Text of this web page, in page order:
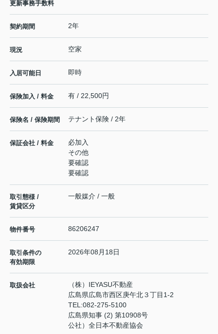
更新事務手数料
契約期間 2年
現況 空家
入居可能日 即時
保険加入 / 料金 有 / 22,500円
保険名 / 保険期間 テナント保険 / 2年
保証会社 / 料金
必加入
その他
要確認
要確認
取引態様 /
賃貸区分
一般媒介 / 一般
物件番号 86206247
取引条件の
有効期限
2026年08月18日
取扱会社
（株）IEYASU不動産
広島県広島市西区庚午北３丁目1-2
TEL:082-275-5100
広島県知事 (2) 第10908号
公社）全日本不動産協会